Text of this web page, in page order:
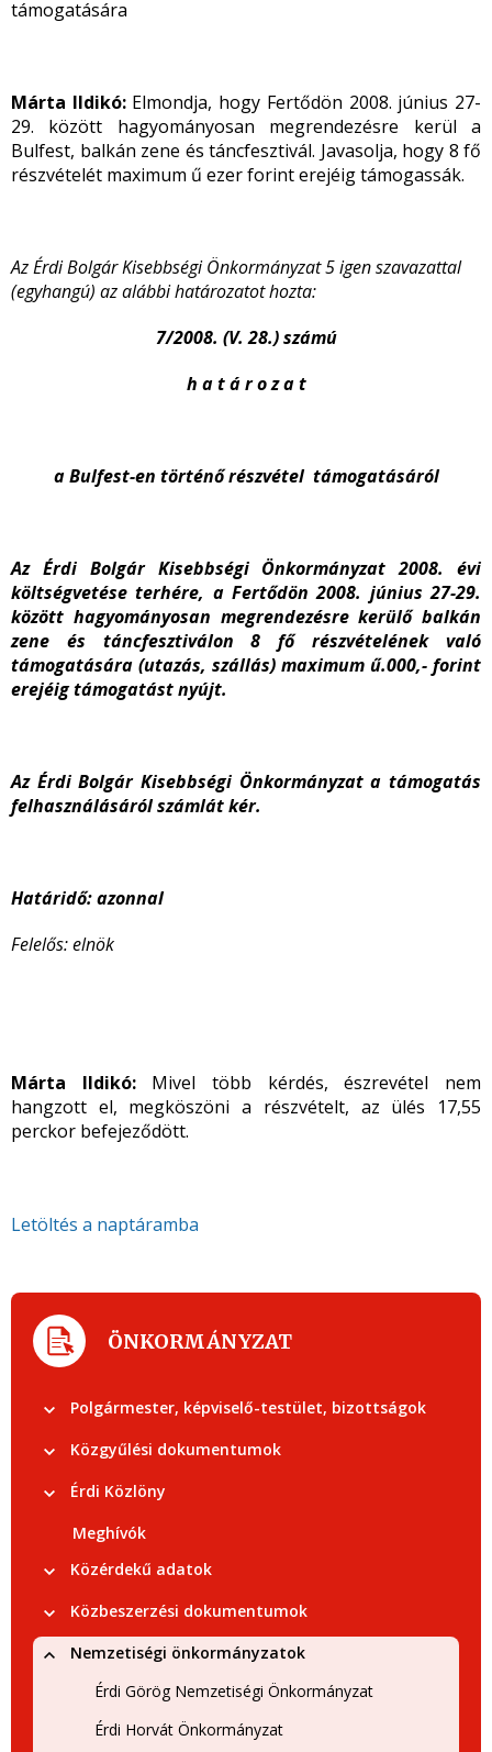
támogatására
Márta Ildikó:Elmondja, hogy Fertődön 2008. június 27-
29. között hagyományosan megrendezésre kerül a
Bulfest, balkán zene és táncfesztivál. Javasolja, hogy 8 fő
részvételét maximum ű ezer forint erejéig támogassák.
Az Érdi Bolgár Kisebbségi Önkormányzat 5 igen szavazattal
(egyhangú) az alábbi határozatot hozta:
7/2008. (V. 28.) számú
h a t á r o z a t
a Bulfest-en történő részvétel támogatásáról
Az Érdi Bolgár Kisebbségi Önkormányzat 2008. évi
költségvetése terhére, a Fertődön 2008. június 27-29.
között hagyományosan megrendezésre kerülő balkán
zene és táncfesztiválon 8 fő részvételének való
támogatására (utazás, szállás) maximum ű.000,- forint
erejéig támogatást nyújt.
Az Érdi Bolgár Kisebbségi Önkormányzat a támogatás
felhasználásáról számlát kér.
Határidő: azonnal
Felelős: elnök
Márta Ildikó:Mivel több kérdés, észrevétel nem
hangzott el, megköszöni a részvételt, az ülés 17,55
perckor befejeződött.
Letöltés a naptáramba
ÖNKORMÁNYZAT
Polgármester, képviselő-testület, bizottságok
Közgyűlési dokumentumok
Érdi Közlöny
Meghívók
Közérdekű adatok
Közbeszerzési dokumentumok
Nemzetiségi önkormányzatok
Érdi Görög Nemzetiségi Önkormányzat
Érdi Horvát Önkormányzat